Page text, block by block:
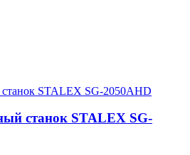
станок STALEX SG-